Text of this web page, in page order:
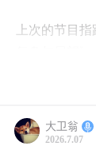
上次的节目指
点击直达红色
大卫翁
2026.7.07